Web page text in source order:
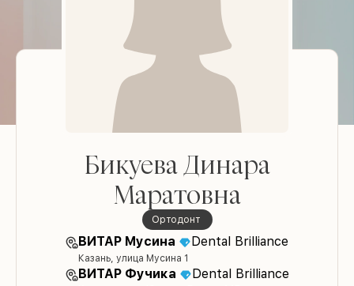
Бикуева Динара
Маратовна
ортодонт
ВИТАР Мусина Dental Brilliance
Казань, улица Мусина 1
ВИТАР Фучика Dental Brilliance